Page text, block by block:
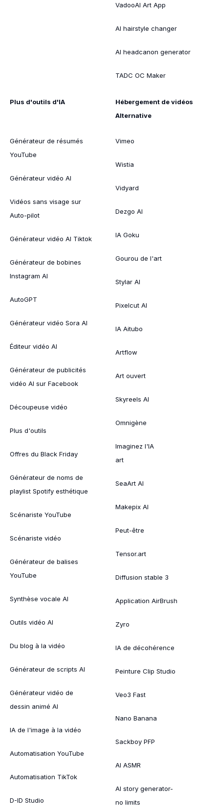
VadooAI Art App
AI hairstyle changer
AI headcanon generator
TADC OC Maker
Plus d'outils d'IA
Générateur de résumés
YouTube
Générateur vidéo AI
Vidéos sans visage sur
Auto-pilot
Générateur vidéo AI Tiktok
Générateur de bobines
Instagram AI
AutoGPT
Générateur vidéo Sora AI
Éditeur vidéo AI
Générateur de publicités
vidéo AI sur Facebook
Découpeuse vidéo
Plus d'outils
Offres du Black Friday
Générateur de noms de
playlist Spotify esthétique
Scénariste YouTube
Scénariste vidéo
Générateur de balises
YouTube
Synthèse vocale AI
Outils vidéo AI
Du blog à la vidéo
Générateur de scripts AI
Générateur vidéo de
dessin animé AI
IA de l'image à la vidéo
Automatisation YouTube
Automatisation TikTok
D-ID Studio
Hébergement de vidéos
Alternative
Vimeo
Wistia
Vidyard
Dezgo AI
IA Goku
Gourou de l'art
Stylar AI
Pixelcut AI
IA Aitubo
Artflow
Art ouvert
Skyreels AI
Omnigène
Imaginez l'IA
art
SeaArt AI
Makepix AI
Peut-être
Tensor.art
Diffusion stable 3
Application AirBrush
Zyro
IA de décohérence
Peinture Clip Studio
Veo3 Fast
Nano Banana
Sackboy PFP
AI ASMR
AI story generator-
no limits